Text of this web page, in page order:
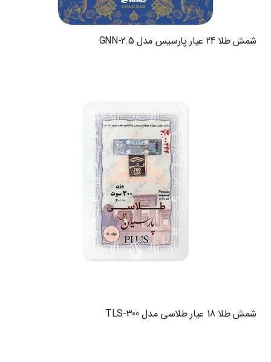
شمش طلا 24 عیار پارسیس مدل GNN-2.5
شمش طلا 18 عیار طلاسی مدل TLS-300